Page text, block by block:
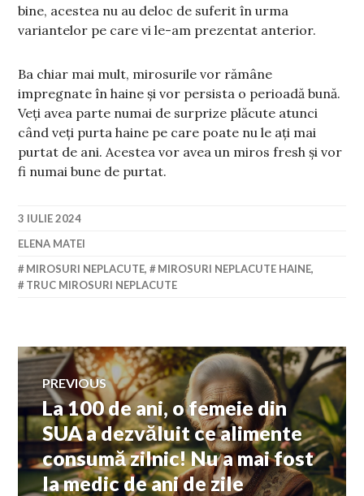
bine, acestea nu au deloc de suferit în urma
variantelor pe care vi le-am prezentat anterior.
Ba chiar mai mult, mirosurile vor rămâne
impregnate în haine și vor persista o perioadă bună.
Veți avea parte numai de surprize plăcute atunci
când veți purta haine pe care poate nu le ați mai
purtat de ani. Acestea vor avea un miros fresh și vor
fi numai bune de purtat.
3 IULIE 2024
ELENA MATEI
MIROSURI NEPLACUTE, MIROSURI NEPLACUTE HAINE,
TRUC MIROSURI NEPLACUTE
Navigare
în
articole
PREVIOUS
Previous
post:
La 100 de ani, o femeie din
SUA a dezvăluit ce alimente
consumă zilnic! Nu a mai fost
la medic de ani de zile